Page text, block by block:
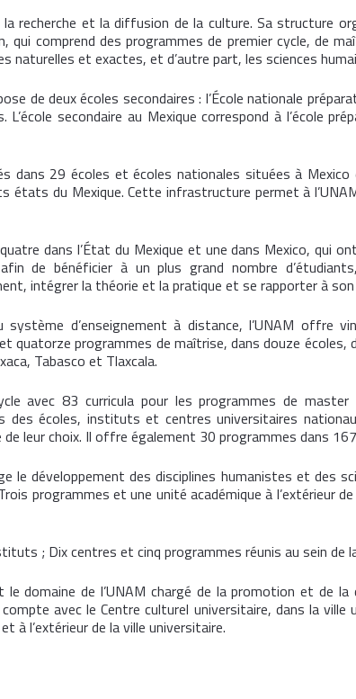
recherche et la diffusion de la culture. Sa structure
qui comprend des programmes de premier cycle, de
et exactes, et d’autre part, les sciences
de deux écoles secondaires : l’École nationale
secondaire au Mexique correspond à l’école
dans 29 écoles et écoles nationales situées à
du Mexique. Cette infrastructure permet à
quatre dans l’État du Mexique et une dans Mexico, qui
de bénéficier à un plus grand nombre
intégrer la théorie et la pratique et se rapporter à
système d’enseignement à distance, l’UNAM offre
quatorze programmes de maîtrise, dans douze écoles,
Tabasco et Tlaxcala.
avec 83 curricula pour les programmes de
des écoles, instituts et centres universitaires
leur choix. Il offre également 30 programmes dans
le développement des disciplines humanistes et des
programmes et une unité académique à l’extérieur
; Dix centres et cinq programmes réunis au sein de
domaine de l’UNAM chargé de la promotion et de
avec le Centre culturel universitaire, dans la
à l’extérieur de la ville universitaire.